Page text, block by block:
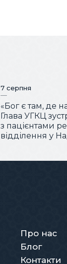
7 серпня
«Бог є там, де
Глава УГКЦ
з пацієнтами
відділення у
Про нас
Блог
Контакти